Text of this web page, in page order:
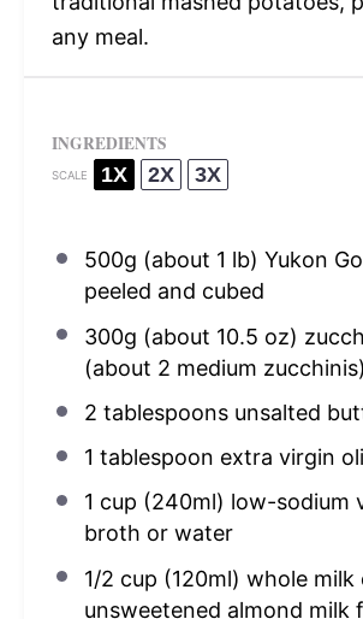
any meal.
INGREDIENTS
SCALE 1X 2X 3X
500g (about 1 lb) Yukon
peeled and cubed
300g (about 10.5 oz)
(about 2 medium zucchinis)
2 tablespoonsunsalted
1 tablespoon extra virgin
1 cup (240ml) low-sodium
broth or water
1/2 cup (120ml) whole milk
unsweetened almond milk